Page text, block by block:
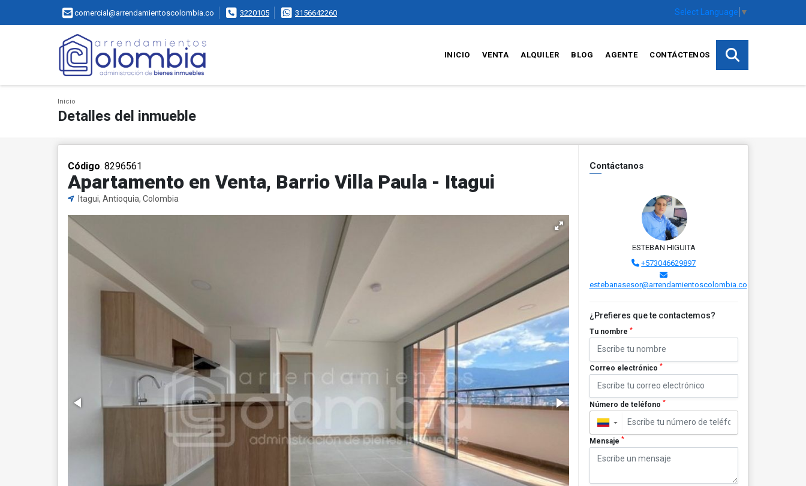
comercial@arrendamientoscolombia.co 3220105 3156642260 Select Language ▼
INICIO VENTA ALQUILER BLOG AGENTE CONTÁCTENOS
Inicio
Detalles del inmueble
Código. 8296561
Apartamento en Venta, Barrio Villa Paula - Itagui
Itagui, Antioquia, Colombia
Contáctanos
ESTEBAN HIGUITA
+573046629897
estebanasesor@arrendamientoscolombia.co
¿Prefieres que te contactemos?
Tu nombre *
Correo electrónico *
Número de teléfono *
▼
Mensaje *